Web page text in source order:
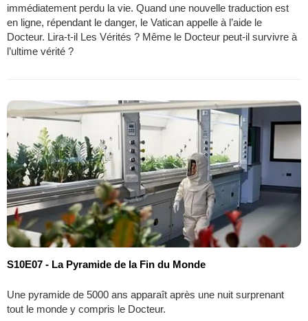
immédiatement perdu la vie. Quand une nouvelle traduction est
en ligne, répendant le danger, le Vatican appelle à l’aide le
Docteur. Lira-t-il Les Vérités ? Même le Docteur peut-il survivre à
l’ultime vérité ?
S10E07 - La Pyramide de la Fin du Monde
Une pyramide de 5000 ans apparaît après une nuit surprenant
tout le monde y compris le Docteur.